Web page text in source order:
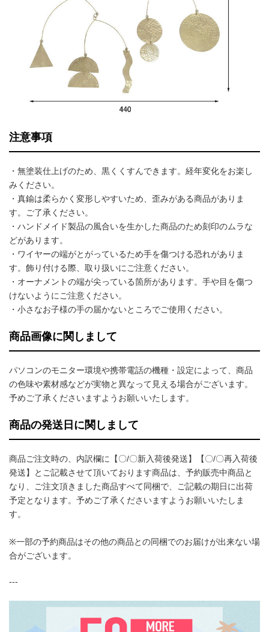
注意事項
・無塗装仕上げのため、黒くくすんできます。経年変化をお楽し
みください。
・真鍮は柔らかく変形しやすいため、歪みがある商品がありま
す。ご了承ください。
・ハンドメイド製品の風合いを生かした商品のため刻印のムラな
どがあります。
・ワイヤーの端がとがっているため手を傷つける恐れがありま
す。飾り付ける際、取り扱いにご注意ください。
・オーナメントの端が尖っている箇所があります。手や目を傷つ
けないようにご注意ください。
・小さなお子様の手の届かないところでご使用ください。
商品画像に関しまして
パソコンのモニター環境や携帯電話の機種・設定によって、商品
の色味や素材感などが実物と異なって見える場合がございます。
予めご了承くださいますようお願いいたします。
商品の発送日に関しまして
商品ご注文時の、内訳欄に【〇/〇新入荷後発送】【〇/〇再入荷後
発送】とご記載させて頂いております商品は、予約販売中商品と
なり、ご注文頂きました商品すべて同梱で、ご記載の期日に出荷
予定となります。予めご了承くださいますようお願いいたしま
す。
※一部の予約商品はその他の商品との同梱でのお届けが出来ない場
合がございます。
---